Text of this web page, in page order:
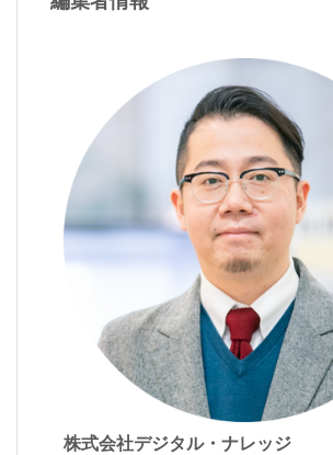
株式会社デジタル・ナレッジ